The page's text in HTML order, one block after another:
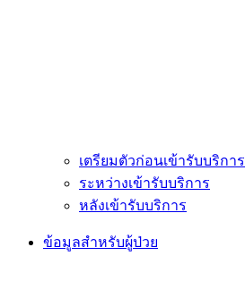
เตรียมตัวก่อนเข้ารับบริการ
ระหว่างเข้ารับบริการ
หลังเข้ารับบริการ
ข้อมูลสำหรับผู้ป่วย